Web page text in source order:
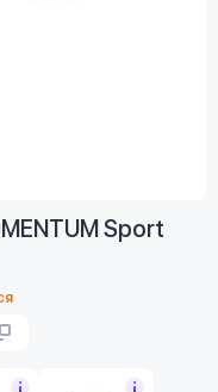
Sport